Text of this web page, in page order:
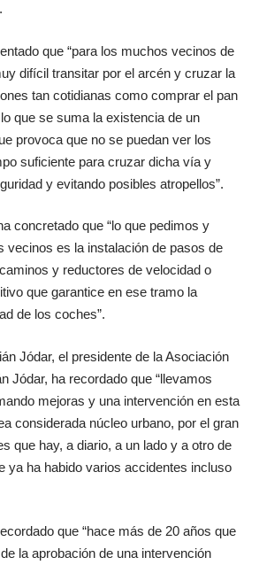
que “para los muchos vecinos de
difícil transitar por el arcén y cruzar la
tan cotidianas como comprar el pan
que se suma la existencia de un
provoca que no se puedan ver los
suficiente para cruzar dicha vía y
y evitando posibles atropellos”.
concretado que “lo que pedimos y
vecinos es la instalación de pasos de
y reductores de velocidad o
que garantice en ese tramo la
de los coches”.
Jódar, el presidente de la Asociación
Jódar, ha recordado que “llevamos
mejoras y una intervención en esta
considerada núcleo urbano, por el gran
que hay, a diario, a un lado y a otro de
ya ha habido varios accidentes incluso
que “hace más de 20 años que
la aprobación de una intervención